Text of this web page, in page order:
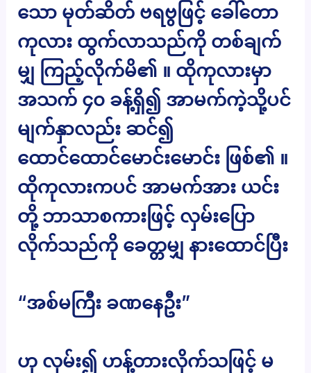
သော မုတ်ဆိတ် ဗရဗွဖြင့် ခေါ်တော
ကုလား ထွက်လာသည်ကို တစ်ချက်
မျှ ကြည့်လိုက်မိ၏ ။ ထိုကုလားမှာ
အသက် ၄၀ ခန့်ရှိ၍ အာမက်ကဲ့သို့ပင်
မျက်နှာလည်း ဆင်၍
ထောင်ထောင်မောင်းမောင်း ဖြစ်၏ ။
ထိုကုလားကပင် အာမက်အား ယင်း
တို့ ဘာသာစကားဖြင့် လှမ်းပြော
လိုက်သည်ကို ခေတ္တမျှ နားထောင်ပြီး
“အစ်မကြီး ခဏနေဦး”
ဟု လှမ်း၍ ဟန့်တားလိုက်သဖြင့် မ